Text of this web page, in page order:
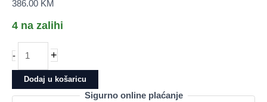
386.00 KM
4 na zalihi
-
EPSON
WorkForce
Pro
+
Dodaj u košaricu
Sigurno online plaćanje